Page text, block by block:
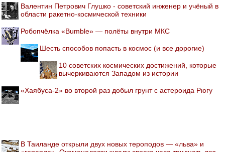
Валентин Петрович Глушко - советский инженер и учёный в
области ракетно-космической техники
Робопчёлка «Bumble» — полёты внутри МКС
Шесть способов попасть в космос (и все дорогие)
10 советских космических достижений, которые
вычеркиваются Западом из истории
«Хаябуса-2» во второй раз добыл грунт с астероида Рюгу
В Таиланде открыли двух новых тероподов — «льва» и